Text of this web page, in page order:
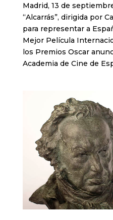
Madrid, 13 de
“Alcarrás”, dirigida por
para representar a
Mejor Película
los Premios Oscar
Academia de Cine de